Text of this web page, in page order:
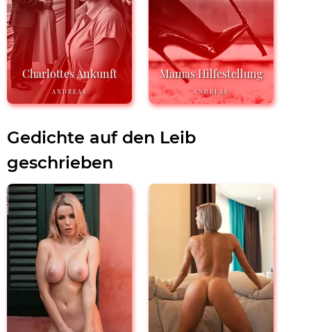
Charlottes Ankunft
ANDREAS
Mamas Hilfestellung
ANDREAS
Gedichte auf den Leib
geschrieben